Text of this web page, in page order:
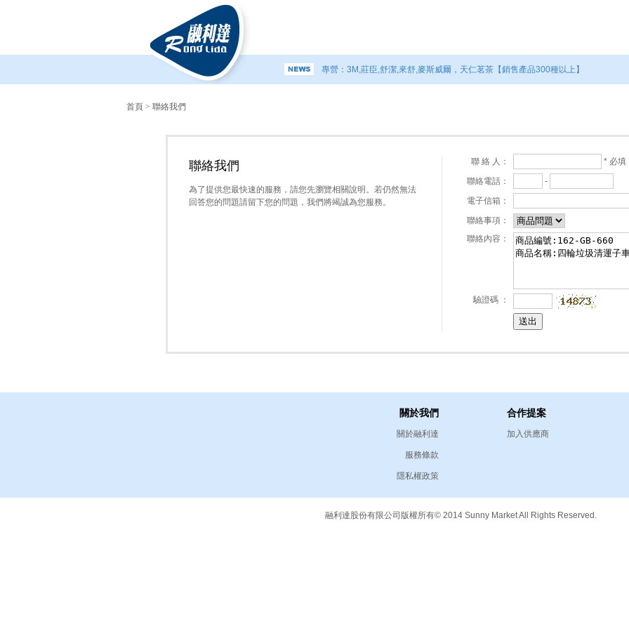
專營：麥迪康 丁腈手套、工業手套、口罩、隔離衣
專營：3M,莊臣,舒潔,來舒,麥斯威爾，天仁茗茶【銷售產品300種以上】
首頁 > 聯絡我們
聯絡我們
為了提供您最快速的服務，請您先瀏覽相關說明。若仍然無法
回答您的問題請留下您的問題，我們將竭誠為您服務。
聯 絡 人： * 必填
聯絡電話： -
電子信箱：
聯絡事項：
聯絡內容：
驗證碼 ：
關於我們
關於融利達
服務條款
隱私權政策
合作提案
加入供應商
融利達股份有限公司版權所有© 2014 Sunny Market All Rights Reserved.